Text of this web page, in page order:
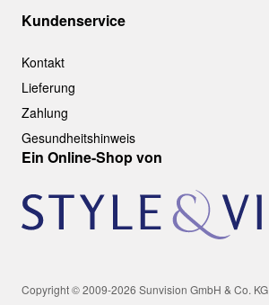
Kundenservice
Kontakt
Lieferung
Zahlung
Gesundheitshinweis
Ein Online-Shop von
Copyright © 2009-2026 Sunvision GmbH & Co. KG